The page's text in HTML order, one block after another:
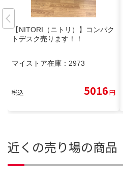
【NITORI（ニトリ）】コンパク
トデスク売ります！！
マイストア在庫： 2973
税込 5016円
近くの売り場の商品